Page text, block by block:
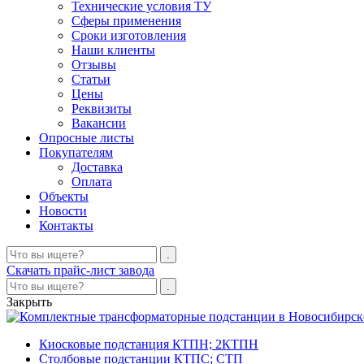
Технические условия ТУ
Сферы применения
Сроки изготовления
Наши клиенты
Отзывы
Статьи
Цены
Реквизиты
Вакансии
Опросные листы
Покупателям
Доставка
Оплата
Объекты
Новости
Контакты
Скачать прайс-лист завода
Закрыть
Киосковые подстанция КТПН; 2КТПН
Столбовые подстанции КТПС; СТП